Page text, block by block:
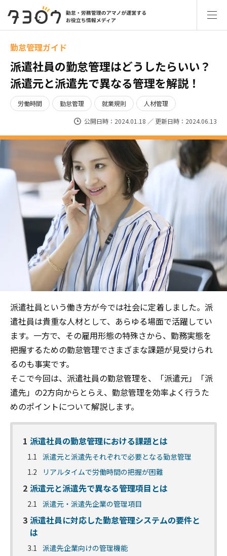
勤怠管理ガイド
派遣社員の勤怠管理はどうしたらいい？
派遣元と派遣先で異なる管理を解説！
労働時間 勤怠管理 就業規則 人材管理
公開日時：2024.01.18 ／ 更新日時：2024.06.13
派遣社員という働き方が今では社会に定着しました。派
遣社員は貴重な人材として、あらゆる場面で活躍してい
ます。一方で、その雇用形態の特殊さから、勤務実態を
把握するための勤怠管理でさまざまな課題が見受けられ
るのも事実です。
そこで今回は、派遣社員の勤怠管理を、「派遣元」「派
遣先」の2方向からとらえ、勤怠管理を効率よく行うた
めのポイントについて解説します。
1 派遣社員の勤怠管理における課題とは
1.1 派遣元と派遣先それぞれで必要となる勤怠管理
1.2
リアルタイムで労働時間の把握が困難
2 派遣元と派遣先で異なる管理項目とは
2.1 派遣元・派遣先企業の管理項目
3 派遣社員に対応した勤怠管理システムの要件と
は
3.1 派遣先企業向けの管理機能